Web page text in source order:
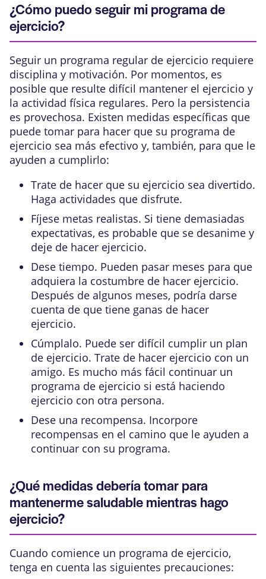
¿Cómo puedo seguir mi programa de
ejercicio?
Seguir un programa regular de ejercicio requiere
disciplina y motivación. Por momentos, es
posible que resulte difícil mantener el ejercicio y
la actividad física regulares. Pero la persistencia
es provechosa. Existen medidas específicas que
puede tomar para hacer que su programa de
ejercicio sea más efectivo y, también, para que le
ayuden a cumplirlo:
Trate de hacer que su ejercicio sea divertido.
Haga actividades que disfrute.
Fíjese metas realistas. Si tiene demasiadas
expectativas, es probable que se desanime y
deje de hacer ejercicio.
Dese tiempo. Pueden pasar meses para que
adquiera la costumbre de hacer ejercicio.
Después de algunos meses, podría darse
cuenta de que tiene ganas de hacer
ejercicio.
Cúmplalo. Puede ser difícil cumplir un plan
de ejercicio. Trate de hacer ejercicio con un
amigo. Es mucho más fácil continuar un
programa de ejercicio si está haciendo
ejercicio con otra persona.
Dese una recompensa. Incorpore
recompensas en el camino que le ayuden a
continuar con su programa.
¿Qué medidas debería tomar para
mantenerme saludable mientras hago
ejercicio?
Cuando comience un programa de ejercicio,
tenga en cuenta las siguientes precauciones: